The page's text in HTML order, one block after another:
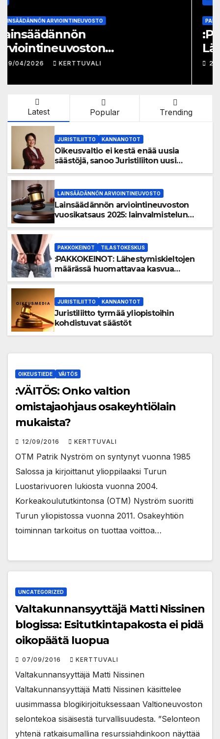
PAKKOKEINOT TILASTOKESKUS
:PAKKOKEINOT:
Lähestymiskieltojen määrässä
huomattavaa kasvua vuonna
27/03/2026 KERTTUVALI
Latest Popular Trending
JURISTILIITTO KANNANOTOT
Oikeusvaltio ei kestä enää uusia
säästöjä, sanoo Juristiliiton uusi
LAINSÄÄDÄNNÖN ARVIOINTINEUVOSTO
Lainsäädännön arviointineuvoston
vuosikatsaus 2025: lainvalmistelun
PAKKOKEINOT TILASTOKESKUS
:PAKKOKEINOT: Lähestymiskieltojen
määrässä huomattavaa kasvua
JURISTILIITTO KANNANOTOT
Juristiliitto tyrmää yliopistoihin
kohdistuvat säästöt
OIKEUSTIEDE VÄITÖS
:VÄITÖS: Onko valtion
omistajaohjaus osakeyhtiölain
mukaista?
12/09/2016 KERTTUVALI
OTM Patrik Nyström on syntynyt vuonna 1985
Salossa ja kirjoittanut ylioppilaaksi Turun
Luostarivuoren lukiosta vuonna 2004.
Korkeakoulututkintonsa (OTM) Nyström suoritti
Turun yliopistossa vuonna 2011. Osakeyhtiön
toiminnan tarkoitus on tuottaa voittoa…
UNCATEGORIZED
Valtakunnansyyttäjä Matti Nissinen
blogissa: Esitutkintapakosta ei pidä
oikopäätä luopua
07/09/2016 KERTTUVALI
Valtakunnansyyttäjä Matti Nissinen
Valtakunnansyyttäjä Matti Nissinen käsittelee
uusimmassa blogikirjoituksessaan Valtioneuvoston
selontekoa sisäisestä turvallisuudesta. ”Selonteon
yhtenä ratkaisumallina resurssiahdinkoon näyttää